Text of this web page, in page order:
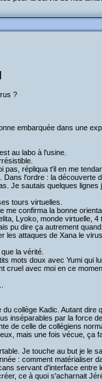
?
embarquée dans une
au labo à l'usine.
répliqua t'il en me
l'ordre : la découverte
Je sautais quelques lignes
tours virtuelles.
confirma la bonne
Lyoko, monde virtuelle, 4
pu dire ça autrement
les attaques de Xana le
la vérité.
mots doux avec Yumi qui
avec moi en ce
collège Kadic. Autant dire
inséparables par la force
de celle de collégiens
mais une fois vécue, ça
Je touche au but je le
: comment matérialiser
servant d'interface entre
ce à quoi s'acharnait